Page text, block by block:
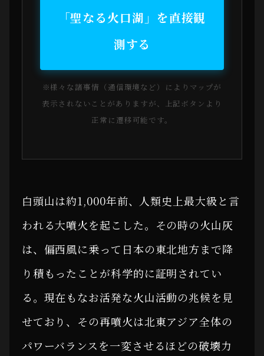
「聖なる火口湖」を直接観
測する
※様々な諸事情（通信環境など）によりマップが
表示されないことがありますが、上記ボタンより
正常に遷移可能です。
白頭山は約1,000年前、人類史上最大級と言
われる大噴火を起こした。その時の火山灰
は、偏西風に乗って日本の東北地方まで降
り積もったことが科学的に証明されてい
る。現在もなお活発な火山活動の兆候を見
せており、その再噴火は北東アジア全体の
パワーバランスを一変させるほどの破壊力